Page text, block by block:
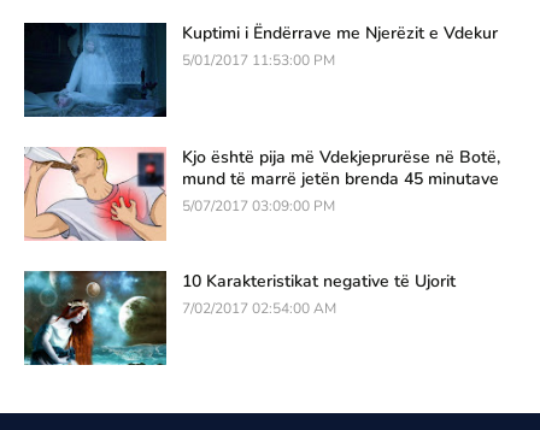
Kuptimi i Ëndërrave me Njerëzit e Vdekur
5/01/2017 11:53:00 PM
Kjo është pija më Vdekjeprurëse në Botë,
mund të marrë jetën brenda 45 minutave
5/07/2017 03:09:00 PM
10 Karakteristikat negative të Ujorit
7/02/2017 02:54:00 AM